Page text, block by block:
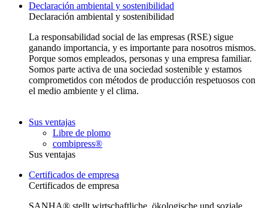
Declaración ambiental y sostenibilidad
Declaración ambiental y sostenibilidad
La responsabilidad social de las empresas (RSE) sigue
ganando importancia, y es importante para nosotros mismos.
Porque somos empleados, personas y una empresa familiar.
Somos parte activa de una sociedad sostenible y estamos
comprometidos con métodos de producción respetuosos con
el medio ambiente y el clima.
Sus ventajas
Libre de plomo
combipress®
Sus ventajas
Certificados de empresa
Certificados de empresa